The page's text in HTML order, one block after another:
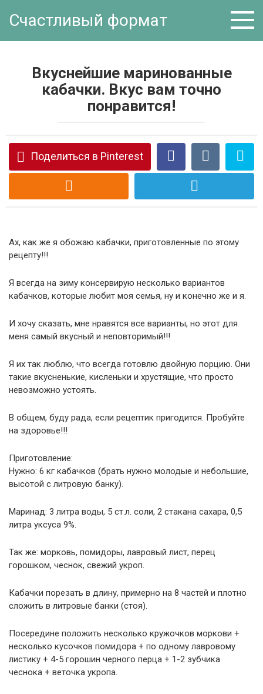
Счастливый формат
Вкуснейшие маринованные
кабачки. Вкус вам точно
понравится!
Поделиться в Pinterest
Ах, как же я обожаю кабачки, приготовленные по этому
рецепту!!!
Я всегда на зиму консервирую несколько вариантов
кабачков, которые любит моя семья, ну и конечно же и я.
И хочу сказать, мне нравятся все варианты, но этот для
меня самый вкусный и неповторимый!!!
Я их так люблю, что всегда готовлю двойную порцию. Они
такие вкусненькие, кисленьки и хрустящие, что просто
невозможно устоять.
В общем, буду рада, если рецептик пригодится. Пробуйте
на здоровье!!!
Приготовление:
Нужно: 6 кг кабачков (брать нужно молодые и небольшие,
высотой с литровую банку).
Маринад: 3 литра воды, 5 ст.л. соли, 2 стакана сахара, 0,5
литра уксуса 9%.
Так же: морковь, помидоры, лавровый лист, перец
горошком, чеснок, свежий укроп.
Кабачки порезать в длину, примерно на 8 частей и плотно
сложить в литровые банки (стоя).
Посередине положить несколько кружочков моркови +
несколько кусочков помидора + по одному лавровому
листику + 4-5 горошин черного перца + 1-2 зубчика
чеснока + веточка укропа.